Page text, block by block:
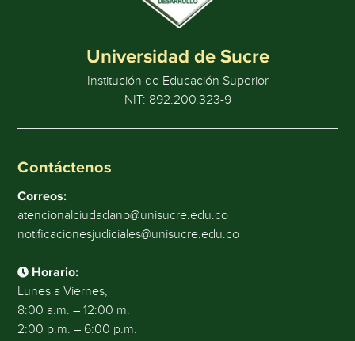
Universidad de Sucre
Institución de Educación Superior
NIT: 892.200.323-9
Contáctenos
Correos:
atencionalciudadano@unisucre.edu.co
notificacionesjudiciales@unisucre.edu.co
Horario:
Lunes a Viernes,
8:00 a.m. – 12:00 m.
2:00 p.m. – 6:00 p.m.